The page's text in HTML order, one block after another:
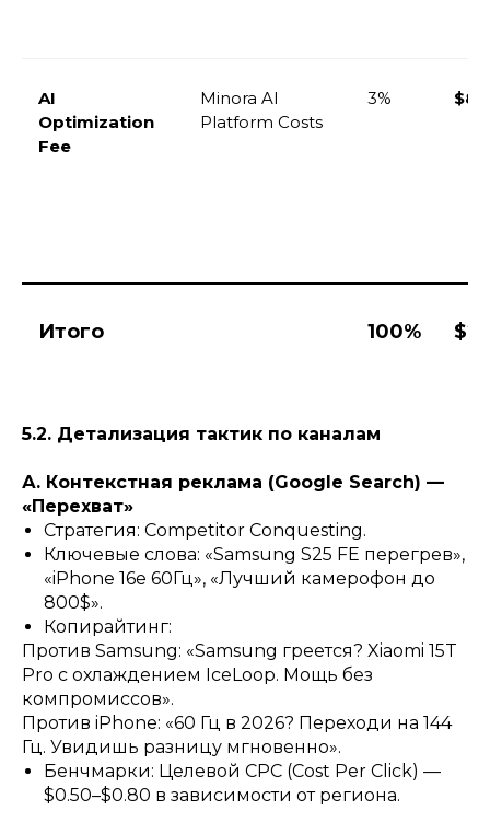
AI
Optimization
Fee
Minora AI
Platform Costs
3%
Итого 100%
5.2. Детализация тактик по каналам
А. Контекстная реклама (Google Search) —
«Перехват»
Стратегия: Competitor Conquesting.
Ключевые слова: «Samsung S25 FE перегрев»,
«iPhone 16e 60Гц», «Лучший камерофон до
800$».
Копирайтинг:
Против Samsung: «Samsung греется? Xiaomi 15T
Pro с охлаждением IceLoop. Мощь без
компромиссов».
Против iPhone: «60 Гц в 2026? Переходи на 144
Гц. Увидишь разницу мгновенно».
Бенчмарки: Целевой CPC (Cost Per Click) —
$0.50–$0.80 в зависимости от региона.